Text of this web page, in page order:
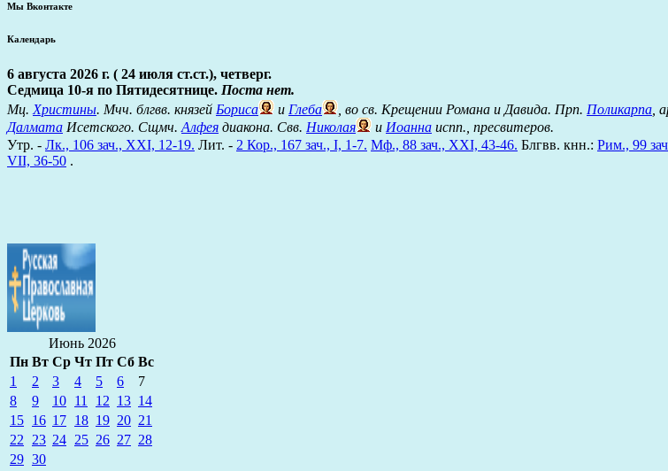
Мы Вконтакте
Календарь
6 августа 2026 г. ( 24 июля ст.ст.), четверг.
Седмица 10-я по Пятидесятнице. Поста нет.
Мц.Христины. Мчч. блгвв. князей Бориса и Глеба , во св. Крещении Романа и Давида. Прп. Поликарпа,
Далмата Исетского. Сщмч.Алфея диакона. Свв. Николая и Иоанна испп., пресвитеров.
Утр. - Лк., 106 зач., XXI, 12-19. Лит. - 2 Кор., 167 зач., I, 1-7. Мф., 88 зач., XXI, 43-46. Блгвв. кнн.: Рим., 99
VII, 36-50 .
Июнь 2026
Пн Вт Ср Чт Пт Сб Вс
1
2 3 4 5 6
7
8
9 10 11 12 13 14
15 16 17 18 19 20 21
22 23 24 25 26 27 28
29 30